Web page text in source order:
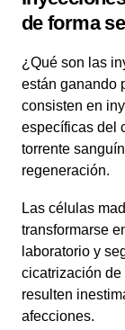
de forma
¿Qué son las
están ganando
consisten en
específicas del
torrente
regeneración.
Las células
transformarse
laboratorio y
cicatrización
resulten
afecciones.